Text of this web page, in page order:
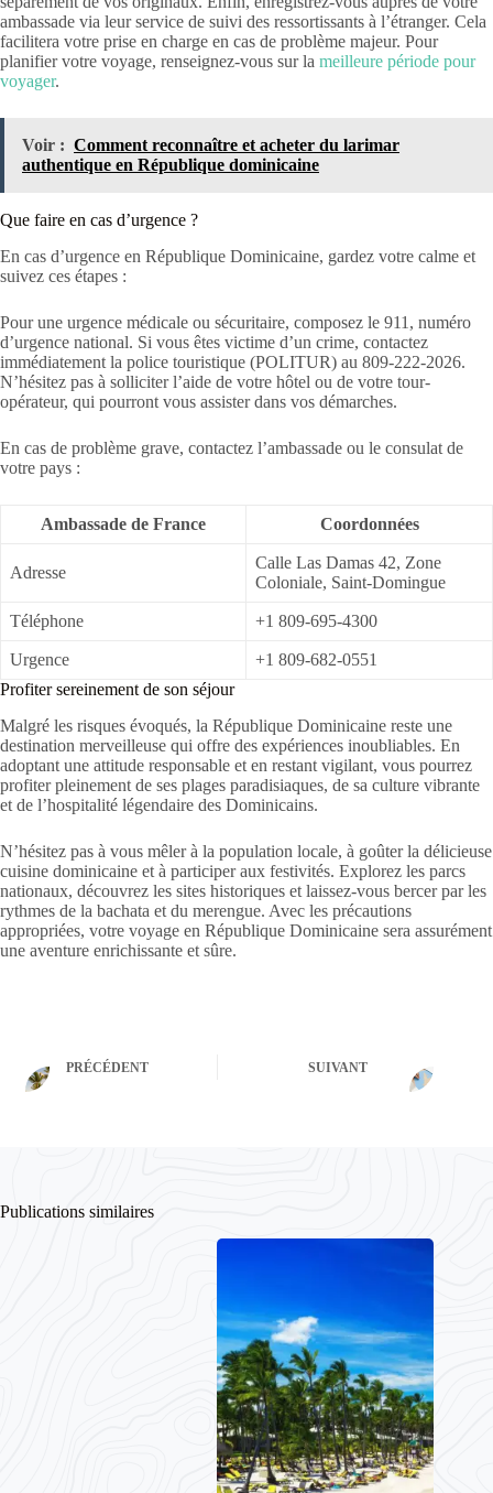
ambassade via leur service de suivi des ressortissants à l’étranger. Cela
facilitera votre prise en charge en cas de problème majeur. Pour
planifier votre voyage, renseignez-vous sur la meilleure période pour
voyager.
Voir : Comment reconnaître et acheter du larimar
authentique en République dominicaine
Que faire en cas d’urgence ?
En cas d’urgence en République Dominicaine, gardez votre calme et
suivez ces étapes :
Pour une urgence médicale ou sécuritaire, composez le 911, numéro
d’urgence national. Si vous êtes victime d’un crime, contactez
immédiatement la police touristique (POLITUR) au 809-222-2026.
N’hésitez pas à solliciter l’aide de votre hôtel ou de votre tour-
opérateur, qui pourront vous assister dans vos démarches.
En cas de problème grave, contactez l’ambassade ou le consulat de
votre pays :
Ambassade de France Coordonnées
Adresse
Calle Las Damas 42, Zone
Coloniale, Saint-Domingue
Téléphone +1 809-695-4300
Urgence
+1 809-682-0551
Profiter sereinement de son séjour
Malgré les risques évoqués, la République Dominicaine reste une
destination merveilleuse qui offre des expériences inoubliables. En
adoptant une attitude responsable et en restant vigilant, vous pourrez
profiter pleinement de ses plages paradisiaques, de sa culture vibrante
et de l’hospitalité légendaire des Dominicains.
N’hésitez pas à vous mêler à la population locale, à goûter la délicieuse
cuisine dominicaine et à participer aux festivités. Explorez les parcs
nationaux, découvrez les sites historiques et laissez-vous bercer par les
rythmes de la bachata et du merengue. Avec les précautions
appropriées, votre voyage en République Dominicaine sera assurément
une aventure enrichissante et sûre.
PRÉCÉDENT SUIVANT
Publications similaires